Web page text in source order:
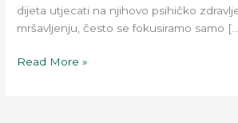
dijeta utjecati na njihovo psihičko
mršavljenju, često se fokusiramo samo
Read More »